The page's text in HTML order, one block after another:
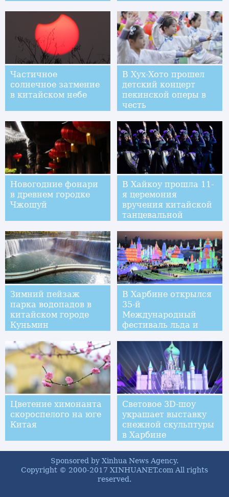
Частичное
солнечное затмение
в китайском небе
В Хух-Хото прошел
детский концерт
пекинской оперы в
честь
праздника Весны
Новогодние фонари
в древнем городке
Чжошуй
В Хайкоу прошла 11-
я церемония
вручения китайской
танцевальной
Зимний пейзаж
парка водопадов в
китайском городе
Куньмин
В Харбине открылся
35-й
Международный
фестиваль льда и
Цветение химонанта
скороспелого на юге
Китая
Световое 3D-шоу
украшает выставку
снежной скульптуры
в Харбине
Sponsored by Xinhua News Agency.
Copyright © 2000-2017 XINHUANET.com All rights
reserved.